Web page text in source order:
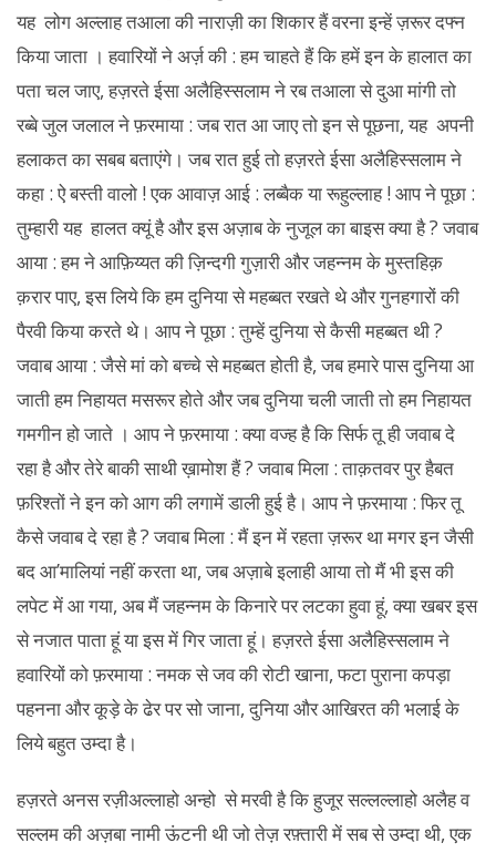
यह लोग अल्लाह तआला की नाराज़ी का शिकार हैं वरना इन्हें ज़रूर दफ्न
किया जाता । हवारियों ने अर्ज़ की : हम चाहते हैं कि हमें इन के हालात का
पता चल जाए, हज़रते ईसा अलैहिस्सलाम ने रब तआला से दुआ मांगी तो
रब्बे जुल जलाल ने फ़रमाया : जब रात आ जाए तो इन से पूछना, यह अपनी
हलाकत का सबब बताएंगे। जब रात हुई तो हज़रते ईसा अलैहिस्सलाम ने
कहा : ऐ बस्ती वालो ! एक आवाज़ आई : लब्बैक या रूहुल्लाह ! आप ने पूछा :
तुम्हारी यह हालत क्यूं है और इस अज़ाब के नुजूल का बाइस क्या है ? जवाब
आया : हम ने आफ़िय्यत की ज़िन्दगी गुज़ारी और जहन्नम के मुस्तहिक़
क़रार पाए, इस लिये कि हम दुनिया से महब्बत रखते थे और गुनहगारों की
पैरवी किया करते थे। आप ने पूछा : तुम्हें दुनिया से कैसी महब्बत थी ?
जवाब आया : जैसे मां को बच्चे से महब्बत होती है, जब हमारे पास दुनिया आ
जाती हम निहायत मसरूर होते और जब दुनिया चली जाती तो हम निहायत
गमगीन हो जाते । आप ने फ़रमाया : क्या वज्ह है कि सिर्फ तू ही जवाब दे
रहा है और तेरे बाकी साथी ख़ामोश हैं ? जवाब मिला : ताक़तवर पुर हैबत
फ़रिश्तों ने इन को आग की लगामें डाली हुई है। आप ने फ़रमाया : फिर तू
कैसे जवाब दे रहा है ? जवाब मिला : मैं इन में रहता ज़रूर था मगर इन जैसी
बद आ’मालियां नहीं करता था, जब अज़ाबे इलाही आया तो मैं भी इस की
लपेट में आ गया, अब मैं जहन्नम के किनारे पर लटका हुवा हूं, क्या खबर इस
से नजात पाता हूं या इस में गिर जाता हूं। हज़रते ईसा अलैहिस्सलाम ने
हवारियों को फ़रमाया : नमक से जव की रोटी खाना, फटा पुराना कपड़ा
पहनना और कूड़े के ढेर पर सो जाना, दुनिया और आखिरत की भलाई के
लिये बहुत उम्दा है।
हज़रते अनस रज़ीअल्लाहो अन्हो से मरवी है कि हुजूर सल्लल्लाहो अलैह व
सल्लम की अज़बा नामी ऊंटनी थी जो तेज़ रफ़्तारी में सब से उम्दा थी, एक